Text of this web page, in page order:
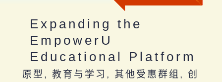
Expanding the
EmpowerU
Educational Platform
原型, 教育与学习, 其他受惠群组, 创